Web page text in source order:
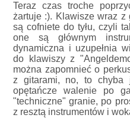
Teraz czas troche
żartuje :). Klawisze wraz z
są cofniete do tyłu, czyli
one są głównym
dynamiczna i uzupełnia
do klawiszy z
można zapomnieć o
z gitarami, no, to
opętańcze walenie po
"techniczne" granie, po
z resztą instrumentów i